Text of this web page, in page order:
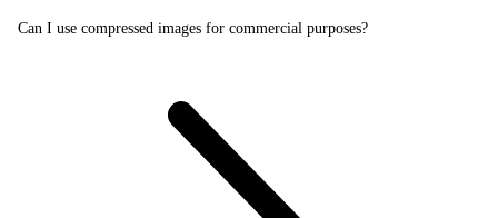
Can I use compressed images for commercial purposes?